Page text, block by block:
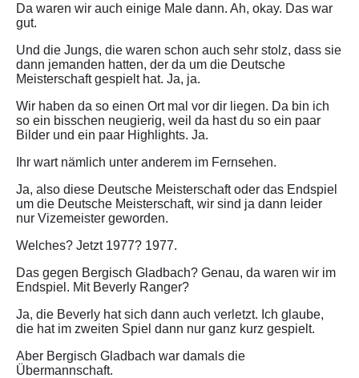
Da waren wir auch einige Male dann. Ah, okay. Das war
gut.
Und die Jungs, die waren schon auch sehr stolz, dass sie
dann jemanden hatten, der da um die Deutsche
Meisterschaft gespielt hat. Ja, ja.
Wir haben da so einen Ort mal vor dir liegen. Da bin ich
so ein bisschen neugierig, weil da hast du so ein paar
Bilder und ein paar Highlights. Ja.
Ihr wart nämlich unter anderem im Fernsehen.
Ja, also diese Deutsche Meisterschaft oder das Endspiel
um die Deutsche Meisterschaft, wir sind ja dann leider
nur Vizemeister geworden.
Welches? Jetzt 1977? 1977.
Das gegen Bergisch Gladbach? Genau, da waren wir im
Endspiel. Mit Beverly Ranger?
Ja, die Beverly hat sich dann auch verletzt. Ich glaube,
die hat im zweiten Spiel dann nur ganz kurz gespielt.
Aber Bergisch Gladbach war damals die
Übermannschaft.